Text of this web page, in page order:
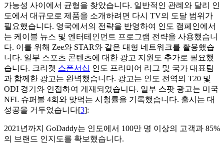
가능성 사이에서 균형을 찾았습니다. 일반적인 관례와 달리 인
도에서 대규모로 제품을 소개하려면 다시 TV의 도달 범위가
필요했습니다. 영국에서의 전략을 반영하여 인도 캠페인에서
는 케이블 뉴스 및 엔터테인먼트 프로그램 전략을 사용했습니
다. 이를 위해 Zee와 STAR와 같은 대형 네트워크를 활용했습
니다. 일부 스포츠 콘텐츠에 대한 광고 지원도 추가로 필요했
습니다. 크리켓 스폰서십 인도 프리미어 리그 및 국가 대표팀
과 함께한 광고는 완벽했습니다. 광고는 인도 전역의 T20 및
ODI 경기와 인접하여 게재되었습니다. 일부 스팟 광고는 미국
NFL 슈퍼볼 4회와 맞먹는 시청률을 기록했습니다. 출시는 대
성공을 거두었습니다[3]:
2021년까지 GoDaddy는 인도에서 100만 명 이상의 고객과 85%
의 브랜드 인지도를 확보했습니다.